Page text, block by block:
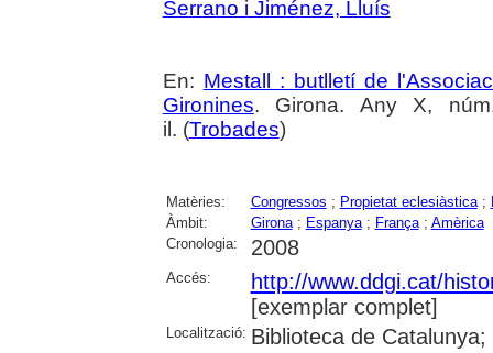
Serrano i Jiménez, Lluís
En: Mestall : butlletí de
Gironines. Girona. Any X,
il. (Trobades)
Matèries: Congressos ; Propietat eclesiàstica;
Àmbit:
Girona; Espanya; França; Amèrica
Cronologia:
2008
Accés:
http://www.ddgi.cat/
[exemplar complet]
Localització: Biblioteca de